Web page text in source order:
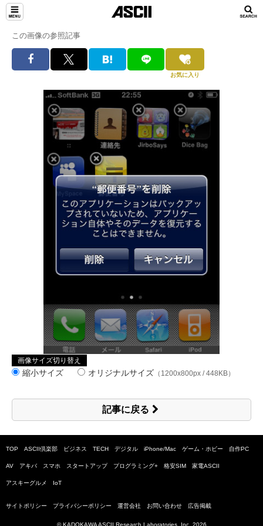
この画像の参照記事
お気に入り
画像サイズ切り替え
縮小サイズ オリジナルサイズ （1200x800px / 448KB）
記事に戻る
TOP ASCII倶楽部 ビジネス TECH デジタル iPhone/Mac ゲーム・ホビー 自作PC
AV アキバ スマホ スタートアップ プログラミング+ 格安SIM 家電ASCII
アスキーグルメ IoT
サイトポリシー プライバシーポリシー 運営会社 お問い合わせ 広告掲載
© KADOKAWA ASCII Research Laboratories, Inc. 2026